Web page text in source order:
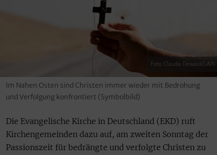
Foto: Claudia Dewald/GAiN
Im Nahen Osten sind Christen immer wieder mit Bedrohung
und Verfolgung konfrontiert (Symbolbild)
Die Evangelische Kirche in Deutschland (EKD) ruft
Kirchengemeinden dazu auf, am zweiten Sonntag der
Passionszeit für bedrängte und verfolgte Christen zu